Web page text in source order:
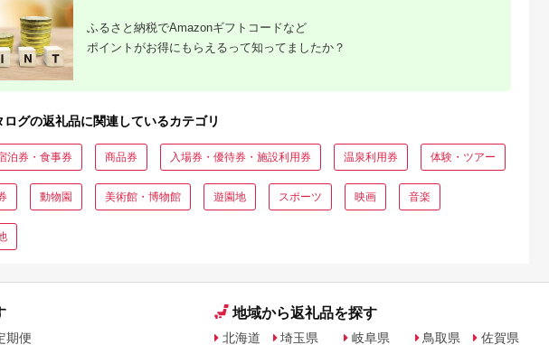
ふるさと納税でAmazonギフトコードなど
ポイントがお得にもらえるって知ってましたか？
グの返礼品に関連しているカテゴリ
泊券・食事券 商品券 入場券・優待券・施設利用券 温泉利用券 体験・ツアー
動物園 美術館・博物館 遊園地 スポーツ 映画 音楽
期便
地域から返礼品を探す
北海道
埼玉県
岐阜県
鳥取県
佐賀県